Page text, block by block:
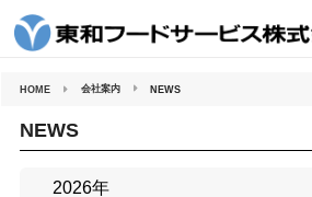
HOME 会社案内 NEWS
NEWS